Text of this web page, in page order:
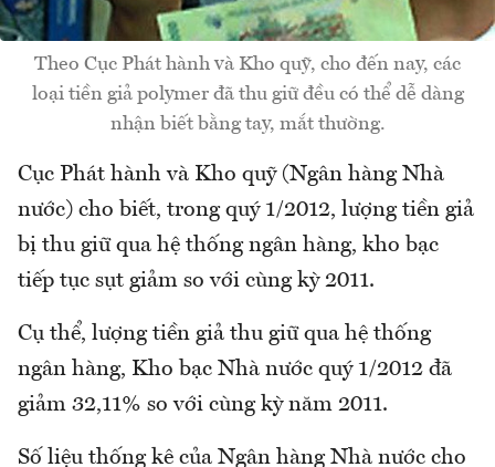
Theo Cục Phát hành và Kho quỹ, cho đến nay, các
loại tiền giả polymer đã thu giữ đều có thể dễ dàng
nhận biết bằng tay, mắt thường.
Cục Phát hành và Kho quỹ (Ngân hàng Nhà
nước) cho biết, trong quý 1/2012, lượng tiền giả
bị thu giữ qua hệ thống ngân hàng, kho bạc
tiếp tục sụt giảm so với cùng kỳ 2011.
Cụ thể, lượng tiền giả thu giữ qua hệ thống
ngân hàng, Kho bạc Nhà nước quý 1/2012 đã
giảm 32,11% so với cùng kỳ năm 2011.
Số liệu thống kê của Ngân hàng Nhà nước cho